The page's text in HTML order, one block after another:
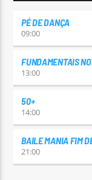
PÉ DE DANÇA
09:00
FUNDAMENTAIS
13:00
50+
14:00
BAILE MANIA FIM
21:00